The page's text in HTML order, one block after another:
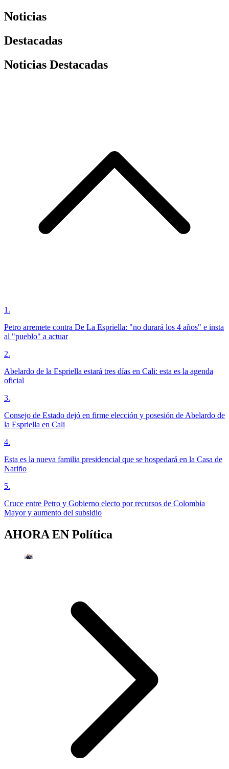
Noticias
Destacadas
Noticias Destacadas
1 .
Petro arremete contra De La Espriella: "no durará los 4 años" e insta
al "pueblo" a actuar
2.
Abelardo de la Espriella estará tres días en Cali: esta es la agenda
oficial
3.
Consejo de Estado dejó en firme elección y posesión de Abelardo de
la Espriella en Cali
4.
Esta es la nueva familia presidencial que se hospedará en la Casa de
Nariño
5.
Cruce entre Petro y Gobierno electo por recursos de Colombia
Mayor y aumento del subsidio
AHORA EN Política